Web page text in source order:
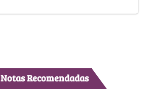
Notas Recomendadas